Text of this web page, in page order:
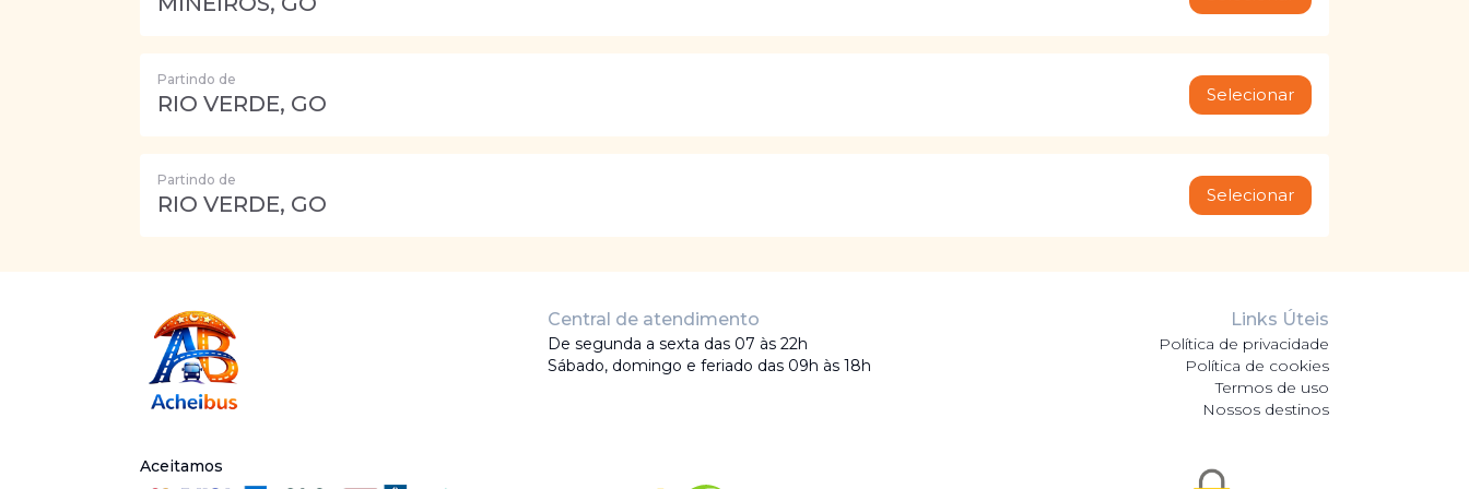
Partindo de
RIO VERDE, GO Selecionar
Partindo de
RIO VERDE, GO Selecionar
Central de atendimento
De segunda a sexta das 07 às 22h
Sábado, domingo e feriado das 09h às 18h
Links Úteis
Política de privacidade
Política de cookies
Termos de uso
Nossos destinos
Aceitamos